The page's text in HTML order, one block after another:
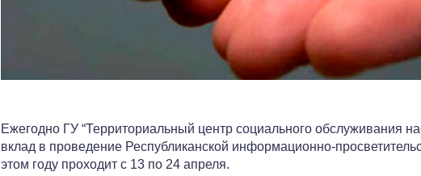
Ежегодно ГУ “Территориальный центр социального обслуживания
вклад в проведение Республиканской информационно-
этом году проходит с 13 по 24 апреля.